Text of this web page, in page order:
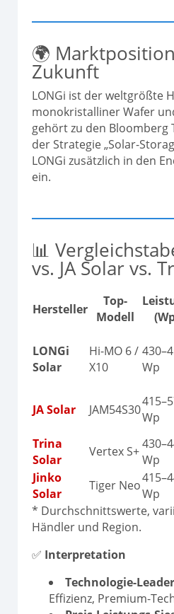
🌍
Zukunft
LONGi ist der weltgrößte
monokristalliner Wafer
gehört zu den Bloomberg
der Strategie „Solar-
LONGi zusätzlich in den
ein.
📊
vs. JA Solar vs.
Hersteller
Top-
Modell
LONGi
Solar
Hi-MO 6 /
X10
Wp
JA Solar JAM54S30Wp
Trina
Solar
Vertex S+
Wp
Jinko
Solar
Tiger Neo
Wp
* Durchschnittswerte,
Händler und Region.
✅ Interpretation
Technologie-
Effizienz, Premium-